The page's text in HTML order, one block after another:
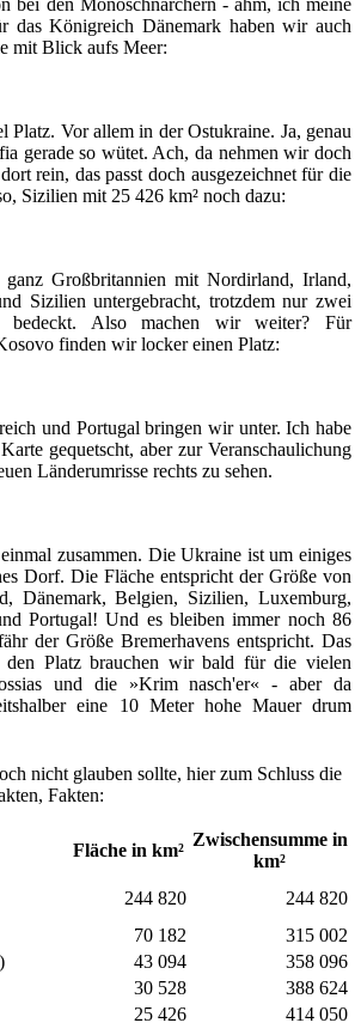
bei den Monoschnarchern - ähm, ich meine
das Königreich Dänemark haben wir auch
mit Blick aufs Meer:
Platz. Vor allem in der Ostukraine. Ja, genau
gerade so wütet. Ach, da nehmen wir doch
rein, das passt doch ausgezeichnet für die
Sizilien mit 25 426 km² noch dazu:
Großbritannien mit Nordirland, Irland,
Sizilien untergebracht, trotzdem nur zwei
Also machen wir weiter? Für
finden wir locker einen Platz:
und Portugal bringen wir unter. Ich habe
gequetscht, aber zur Veranschaulichung
Länderumrisse rechts zu sehen.
zusammen. Die Ukraine ist um einiges
Dorf. Die Fläche entspricht der Größe von
Dänemark, Belgien, Sizilien, Luxemburg,
Portugal! Und es bleiben immer noch 86
der Größe Bremerhavens entspricht. Das
Platz brauchen wir bald für die vielen
und die »Krim nasch'er« - aber da
eine 10 Meter hohe Mauer drum
nicht glauben sollte, hier zum Schluss die
Fakten:
Fläche in km²
Zwischensumme in
km²
244 820
244 820
70 182
315 002
43 094
358 096
30 528
388 624
25 426
414 050